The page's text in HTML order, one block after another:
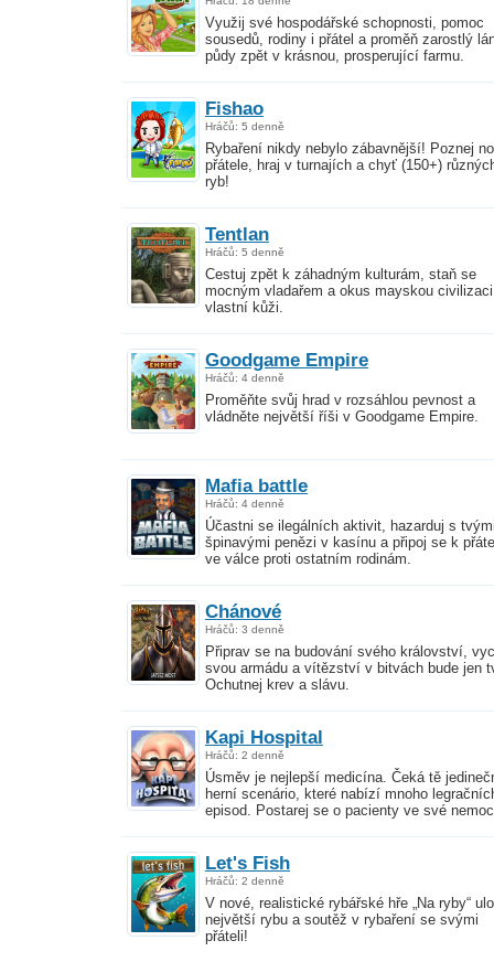
Využij své hospodářské schopnosti, pomoc
sousedů, rodiny i přátel a proměň zarostlý
půdy zpět v krásnou, prosperující farmu.
Fishao
Hráčů: 5 denně
Rybaření nikdy nebylo zábavnější! Poznej
přátele, hraj v turnajích a chyť (150+)
ryb!
Tentlan
Hráčů: 5 denně
Cestuj zpět k záhadným kulturám, staň se
mocným vladařem a okus mayskou
vlastní kůži.
Goodgame Empire
Hráčů: 4 denně
Proměňte svůj hrad v rozsáhlou pevnost a
vládněte největší říši v Goodgame Empire.
Mafia battle
Hráčů: 4 denně
Účastni se ilegálních aktivit, hazarduj s
špinavými penězi v kasínu a připoj se k
ve válce proti ostatním rodinám.
Chánové
Hráčů: 3 denně
Připrav se na budování svého království,
svou armádu a vítězství v bitvách bude jen
Ochutnej krev a slávu.
Kapi Hospital
Hráčů: 2 denně
Úsměv je nejlepší medicína. Čeká tě
herní scenário, které nabízí mnoho
episod. Postarej se o pacienty ve své
Let's Fish
Hráčů: 2 denně
V nové, realistické rybářské hře „Na ryby“
největší rybu a soutěž v rybaření se svými
přáteli!